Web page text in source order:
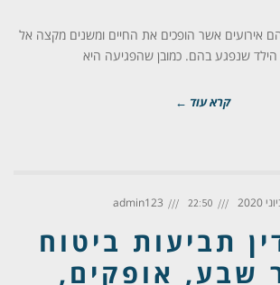
אירועים אשר הופכים את החיים ומשנים מקצה אל
שנפגע בהם. כמובן שהפגיעה היא
קרא עוד ←
22:50
admin123
תביעות ביטוח
שבע, אופקים,